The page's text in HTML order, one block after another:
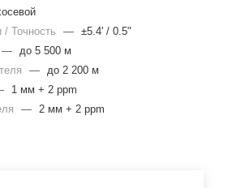
/ Точность
— ±5.4' / 0.5"
— до 5 500 м
— до 2 200 м
1 мм + 2 ppm
— 2 мм + 2 ppm